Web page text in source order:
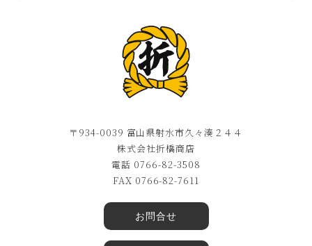
〒934-0039 富山県射水市久々湊２４４
株式会社折橋商店
電話 0766-82-3508
FAX 0766-82-7611
お問合せ